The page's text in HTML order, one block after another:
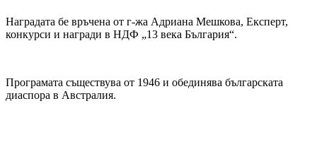
Наградата бе връчена от г-жа Адриана Мешкова, Експерт,
конкурси и награди в НДФ „13 века България“.
Програмата съществува от 1946 и обединява българската
диаспора в Австралия.